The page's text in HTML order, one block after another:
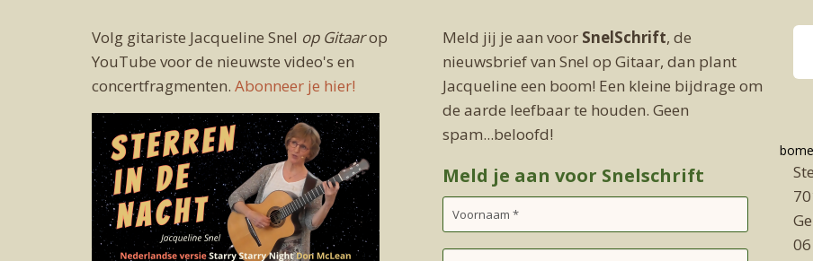
Volg gitariste Jacqueline Snel op Gitaarop
YouTube voor de nieuwste video's en
concertfragmenten. Abonneer je hier!
Meld jij je aan voor SnelSchrift, de
nieuwsbrief van Snel op Gitaar, dan plant
Jacqueline een boom! Een kleine bijdrage om
de aarde leefbaar te houden. Geen
spam...beloofd!
Meld je aan voor Snelschrift